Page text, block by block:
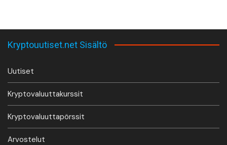
Kryptouutiset.net Sisältö
Uutiset
Kryptovaluuttakurssit
Kryptovaluuttapörssit
Arvostelut